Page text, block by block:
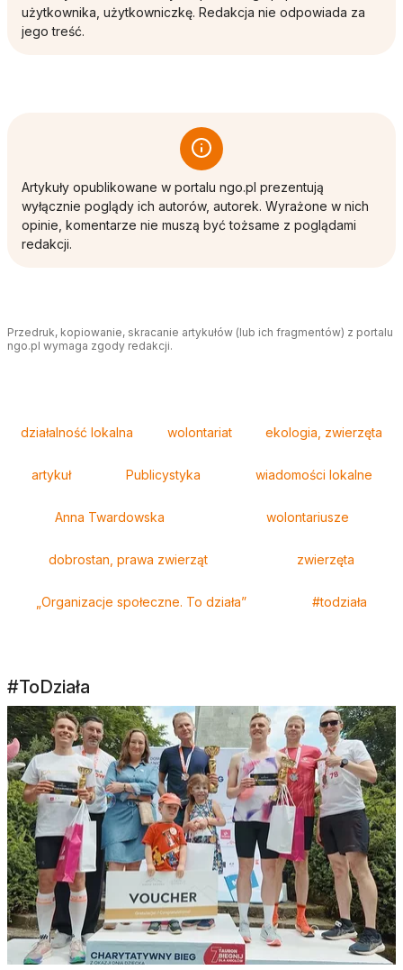
użytkownika, użytkowniczkę. Redakcja nie odpowiada za
jego treść.
Artykuły opublikowane w portalu ngo.pl prezentują
wyłącznie poglądy ich autorów, autorek. Wyrażone w nich
opinie, komentarze nie muszą być tożsame z poglądami
redakcji.
Przedruk, kopiowanie, skracanie artykułów (lub ich fragmentów) z portalu
ngo.pl wymaga zgody redakcji.
działalność lokalna wolontariat ekologia, zwierzęta
artykuł Publicystyka wiadomości lokalne
Anna Twardowska wolontariusze
dobrostan, prawa zwierząt zwierzęta
„Organizacje społeczne. To działa” #todziała
#ToDziała